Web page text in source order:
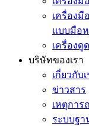
เครื่องมื
แบบมือ
เครื่องดู
บริษัทของเรา
เกี่ยวกับเ
ข่าวสาร
เหตุการ
ระบบฐ